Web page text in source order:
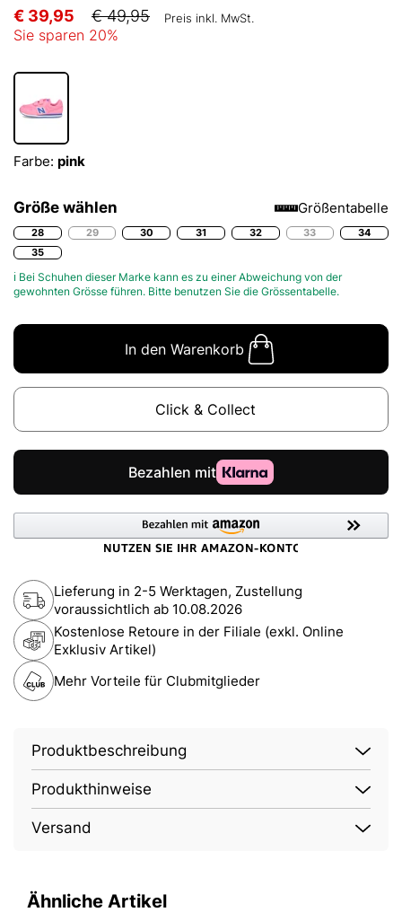
€ 39,95 € 49,95 Preis inkl. MwSt.
Sie sparen 20%
Farbe: pink
Größe wählen Größentabelle
28 29 30 31 32 33
34
35
ℹ Bei Schuhen dieser Marke kann es zu einer Abweichung von der
gewohnten Grösse führen. Bitte benutzen Sie die Grössentabelle.
In den Warenkorb
Click & Collect
Lieferung in 2-5 Werktagen, Zustellung
voraussichtlich ab 10.08.2026
Kostenlose Retoure in der Filiale (exkl. Online
Exklusiv Artikel)
Mehr Vorteile für Clubmitglieder
Produktbeschreibung
Produkthinweise
Versand
Ähnliche Artikel